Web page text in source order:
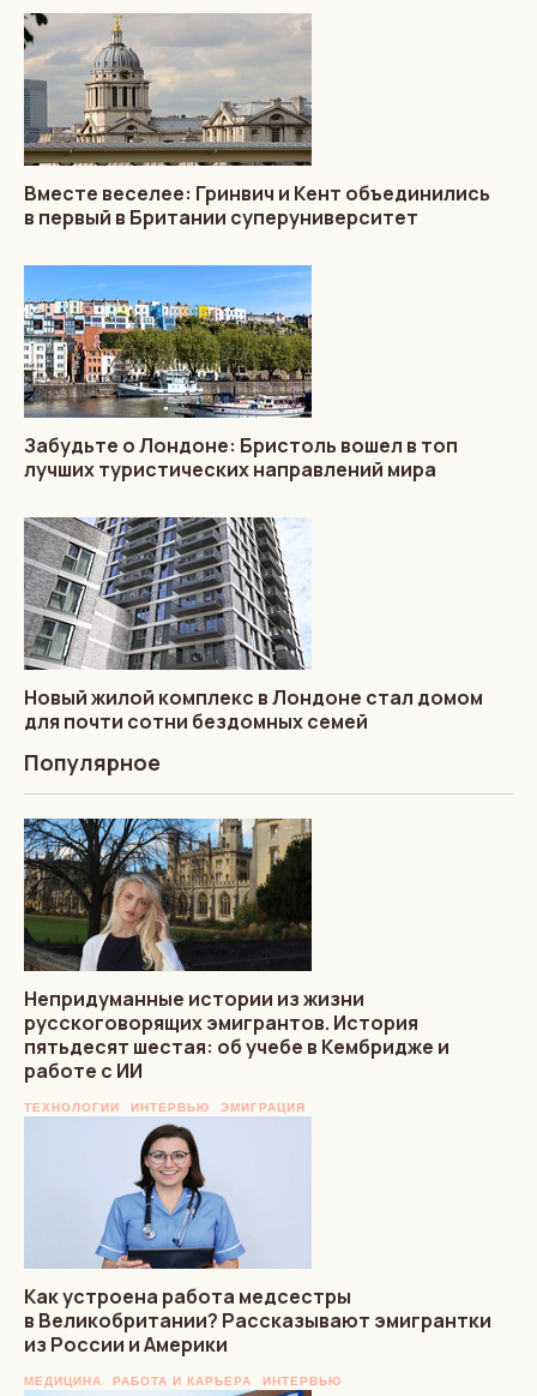
Вместе веселее: Гринвич и Кент объединились
в первый в Британии суперуниверситет
Забудьте о Лондоне: Бристоль вошел в топ
лучших туристических направлений мира
Новый жилой комплекс в Лондоне стал домом
для почти сотни бездомных семей
Популярное
Непридуманные истории из жизни
русскоговорящих эмигрантов. История
пятьдесят шестая: об учебе в Кембридже и
работе с ИИ
ТЕХНОЛОГИИ ИНТЕРВЬЮ ЭМИГРАЦИЯ
Как устроена работа медсестры
в Великобритании? Рассказывают эмигрантки
из России и Америки
МЕДИЦИНА РАБОТА И КАРЬЕРА ИНТЕРВЬЮ